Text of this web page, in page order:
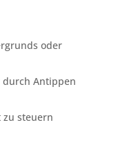
oder
durch Antippen
steuern